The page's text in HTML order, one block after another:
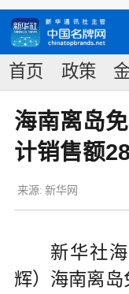
首页 政策
海南离岛
计销售额
来源: 新华网
新华社
辉）海南离岛